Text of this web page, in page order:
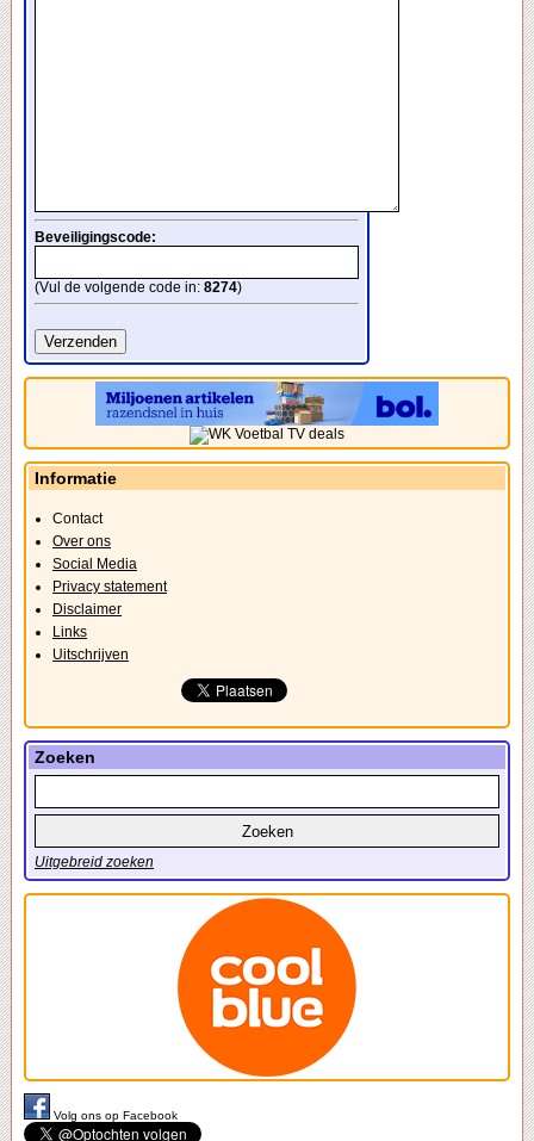
Beveiligingscode:
(Vul de volgende code in: 8274)
Informatie
Contact
Over ons
Social Media
Privacy statement
Disclaimer
Links
Uitschrijven
Zoeken
Uitgebreid zoeken
Volg ons op Facebook